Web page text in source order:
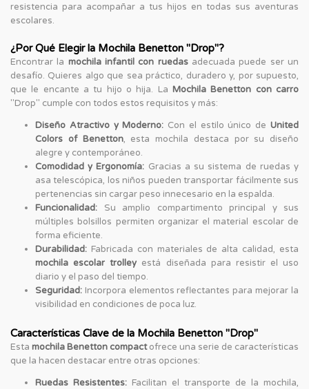
resistencia para acompañar a tus hijos en todas sus aventuras
escolares.
¿Por Qué Elegir la Mochila Benetton "Drop"?
Encontrar la mochila infantil con ruedasadecuada puede ser un
desafío. Quieres algo que sea práctico, duradero y, por supuesto,
que le encante a tu hijo o hija. La Mochila Benetton con carro
"Drop" cumple con todos estos requisitos y más:
Diseño Atractivo y Moderno: Con el estilo único deUnited
Colors of Benetton, esta mochila destaca por su diseño
alegre y contemporáneo.
Comodidad y Ergonomía: Gracias a su sistema de ruedas y
asa telescópica, los niños pueden transportar fácilmente sus
pertenencias sin cargar peso innecesario en la espalda.
Funcionalidad: Su amplio compartimento principal y sus
múltiples bolsillos permiten organizar el material escolar de
forma eficiente.
Durabilidad: Fabricada con materiales de alta calidad, esta
mochila escolar trolley está diseñada para resistir el uso
diario y el paso del tiempo.
Seguridad: Incorpora elementos reflectantes para mejorar la
visibilidad en condiciones de poca luz.
Características Clave de la Mochila Benetton "Drop"
Esta mochila Benetton compactofrece una serie de características
que la hacen destacar entre otras opciones:
Ruedas Resistentes: Facilitan el transporte de la mochila,